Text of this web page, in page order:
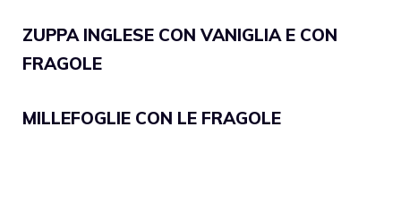
ZUPPA INGLESE CON VANIGLIA E CON
FRAGOLE
MILLEFOGLIE CON LE FRAGOLE